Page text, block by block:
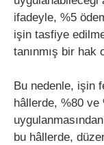
ifadeyle, %5
işin tasfiye
tanınmış bir hak
Bu nedenle, işin
hâllerde, %80 ve
bu hâllerde,